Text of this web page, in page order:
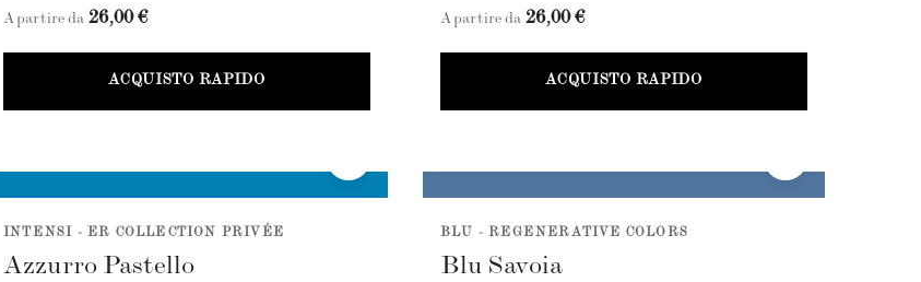
A partire da 26,00 €
ACQUISTO RAPIDO
A partire da 26,00 €
ACQUISTO RAPIDO
INTENSI - ER COLLECTION PRIVÉE
Azzurro Pastello
BLU - REGENERATIVE COLORS
Blu Savoia